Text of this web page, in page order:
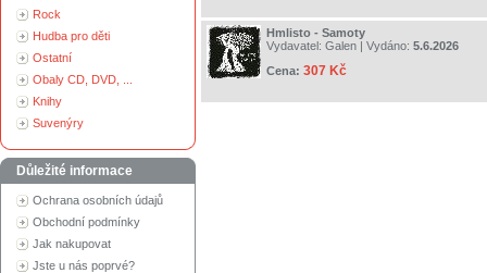
Rock
Hudba pro děti
Ostatní
Obaly CD, DVD, ...
Knihy
Suvenýry
Důležité informace
Ochrana osobních údajů
Obchodní podmínky
Jak nakupovat
Jste u nás poprvé?
Hmlisto - Samoty
Vydavatel: Galen | Vydáno: 5.6.2026
Cena: 307 Kč